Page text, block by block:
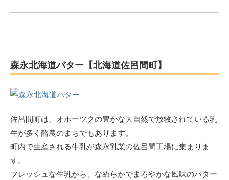
森永北海道バター【北海道佐呂間町】
佐呂間町は、オホーツクの豊かな大自然で放牧されている乳
牛が多く酪農のまちでもあります。
町内で生産される牛乳が森永乳業の佐呂間工場に集まりま
す。
フレッシュな生乳から、なめらかでまろやかな風味のバター